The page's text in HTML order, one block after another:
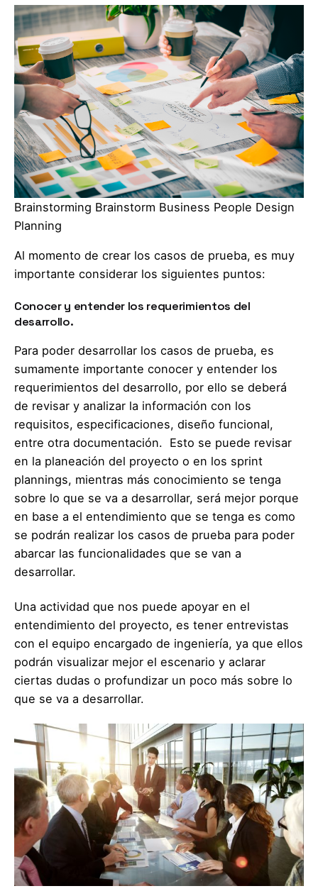
Brainstorming Brainstorm Business People Design
Planning
Al momento de crear los casos de prueba, es muy
importante considerar los siguientes puntos:
Conocer y entender los requerimientos del
desarrollo.
Para poder desarrollar los casos de prueba, es
sumamente importante conocer y entender los
requerimientos del desarrollo, por ello se deberá
de revisar y analizar la información con los
requisitos, especificaciones, diseño funcional,
entre otra documentación. Esto se puede revisar
en la planeación del proyecto o en los sprint
plannings, mientras más conocimiento se tenga
sobre lo que se va a desarrollar, será mejor porque
en base a el entendimiento que se tenga es como
se podrán realizar los casos de prueba para poder
abarcar las funcionalidades que se van a
desarrollar.
Una actividad que nos puede apoyar en el
entendimiento del proyecto, es tener entrevistas
con el equipo encargado de ingeniería, ya que ellos
podrán visualizar mejor el escenario y aclarar
ciertas dudas o profundizar un poco más sobre lo
que se va a desarrollar.